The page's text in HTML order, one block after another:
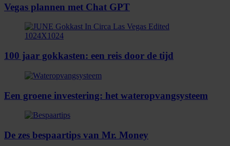
Vegas plannen met Chat GPT
100 jaar gokkasten: een reis door de tijd
Een groene investering: het wateropvangsysteem
De zes bespaartips van Mr. Money